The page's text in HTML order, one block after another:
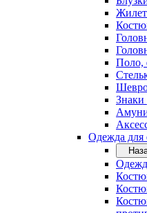
Поло,
Знаки
Одежда для